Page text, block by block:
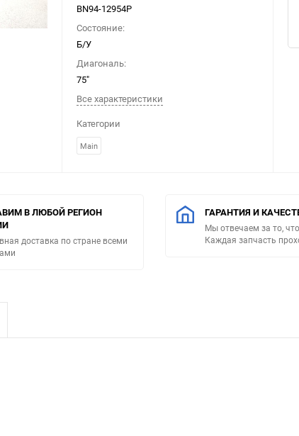
BN94-12954P
Состояние:
Б/У
Диагональ:
75"
Все характеристики
Категории
Main
В ЛЮБОЙ РЕГИОН
доставка по стране всеми
ГАРАНТИЯ И
Мы отвечаем за то,
Каждая запчасть